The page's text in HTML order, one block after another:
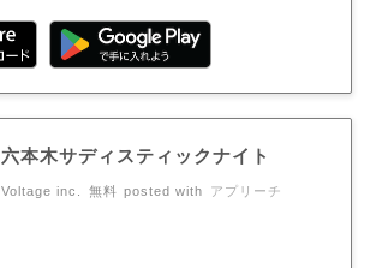
六本木サディスティックナイト
Voltage inc. 無料 posted with アプリーチ